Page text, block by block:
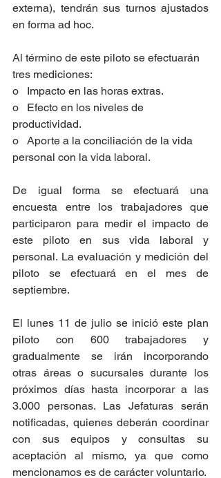
externa), tendrán sus turnos ajustados
en forma ad hoc.
Al término de este piloto se efectuarán
tres mediciones:
o   Impacto en las horas extras.
o   Efecto en los niveles de
productividad.
o   Aporte a la conciliación de la vida
personal con la vida laboral.
De igual forma se efectuará una
encuesta entre los trabajadores que
participaron para medir el impacto de
este piloto en sus vida laboral y
personal. La evaluación y medición del
piloto se efectuará en el mes de
septiembre.
El lunes 11 de julio se inició este plan
piloto con 600 trabajadores y
gradualmente se irán incorporando
otras áreas o sucursales durante los
próximos días hasta incorporar a las
3.000 personas. Las Jefaturas serán
notificadas, quienes deberán coordinar
con sus equipos y consultas su
aceptación al mismo, ya que como
mencionamos es de carácter voluntario.